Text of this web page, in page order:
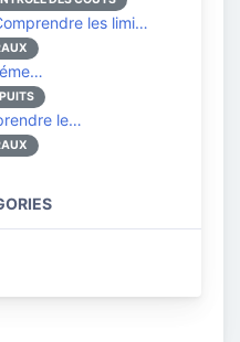
les limi…
le…